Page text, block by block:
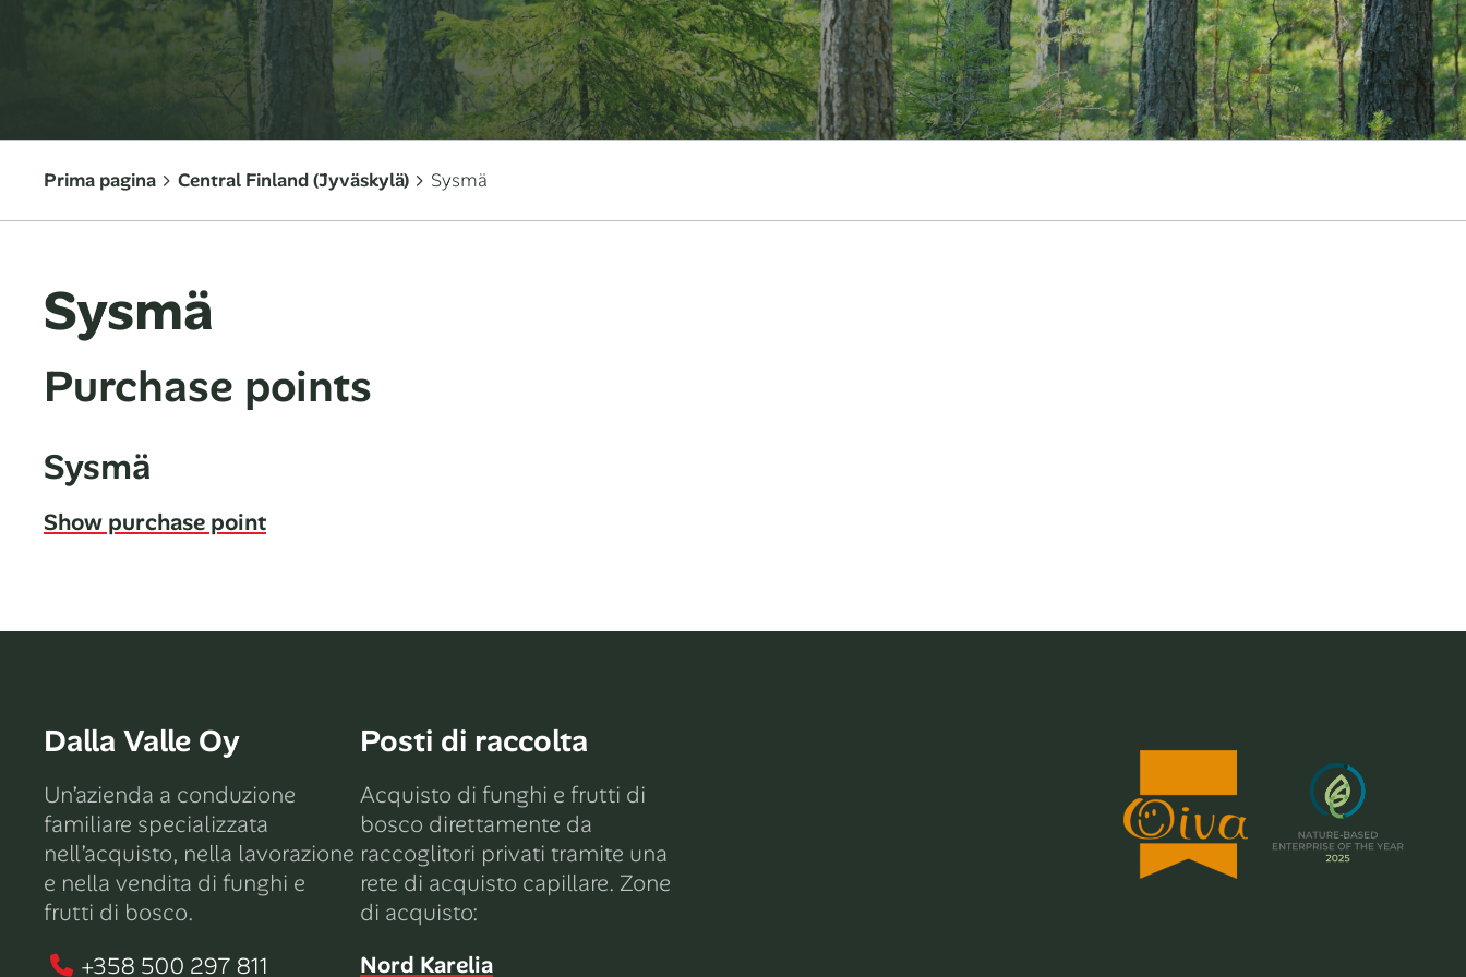
Prima pagina Central Finland (Jyväskylä) Sysmä
Sysmä
Purchase points
Sysmä
Show purchase point
Dalla Valle Oy
Un’azienda a conduzione
familiare specializzata
nell’acquisto, nella lavorazione
e nella vendita di funghi e
frutti di bosco.
+358 500 297 811
Posti di raccolta
Acquisto di funghi e frutti di
bosco direttamente da
raccoglitori privati ​​tramite una
rete di acquisto capillare. Zone
di acquisto:
Nord Karelia